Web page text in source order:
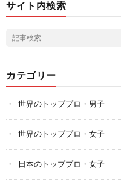
サイト内検索
カテゴリー
世界のトッププロ・男子
世界のトッププロ・女子
日本のトッププロ・女子